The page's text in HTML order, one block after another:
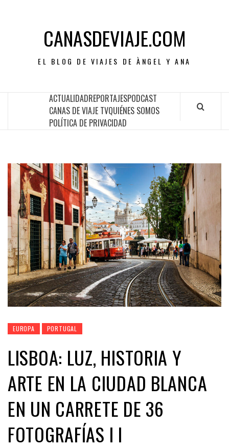
CANASDEVIAJE.COM
EL BLOG DE VIAJES DE ÀNGEL Y ANA
ACTUALIDADREPORTAJESPODCAST
CANAS DE VIAJE TVQUIÉNES SOMOS
POLÍTICA DE PRIVACIDAD
EUROPA PORTUGAL
LISBOA: LUZ, HISTORIA Y
ARTE EN LA CIUDAD BLANCA
EN UN CARRETE DE 36
FOTOGRAFÍAS I I